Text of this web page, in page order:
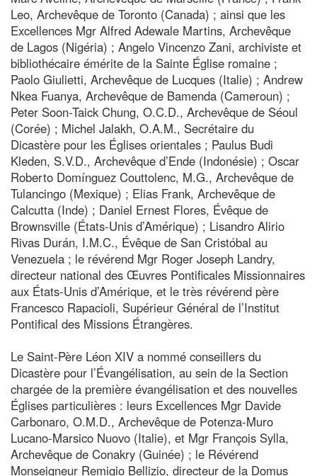
Leo, Archevêque de Toronto (Canada) ; ainsi que les
Excellences Mgr Alfred Adewale Martins, Archevêque
de Lagos (Nigéria) ; Angelo Vincenzo Zani, archiviste et
bibliothécaire émérite de la Sainte Église romaine ;
Paolo Giulietti, Archevêque de Lucques (Italie) ; Andrew
Nkea Fuanya, Archevêque de Bamenda (Cameroun) ;
Peter Soon-Taick Chung, O.C.D., Archevêque de Séoul
(Corée) ; Michel Jalakh, O.A.M., Secrétaire du
Dicastère pour les Églises orientales ; Paulus Budi
Kleden, S.V.D., Archevêque d’Ende (Indonésie) ; Oscar
Roberto Domínguez Couttolenc, M.G., Archevêque de
Tulancingo (Mexique) ; Elias Frank, Archevêque de
Calcutta (Inde) ; Daniel Ernest Flores, Évêque de
Brownsville (États-Unis d’Amérique) ; Lisandro Alirio
Rivas Durán, I.M.C., Évêque de San Cristóbal au
Venezuela ; le révérend Mgr Roger Joseph Landry,
directeur national des Œuvres Pontificales Missionnaires
aux États-Unis d’Amérique, et le très révérend père
Francesco Rapacioli, Supérieur Général de l’Institut
Pontifical des Missions Étrangères.
Le Saint-Père Léon XIV a nommé conseillers du
Dicastère pour l’Évangélisation, au sein de la Section
chargée de la première évangélisation et des nouvelles
Églises particulières : leurs Excellences Mgr Davide
Carbonaro, O.M.D., Archevêque de Potenza-Muro
Lucano-Marsico Nuovo (Italie), et Mgr François Sylla,
Archevêque de Conakry (Guinée) ; le Révérend
Monseigneur Remigio Bellizio, directeur de la Domus